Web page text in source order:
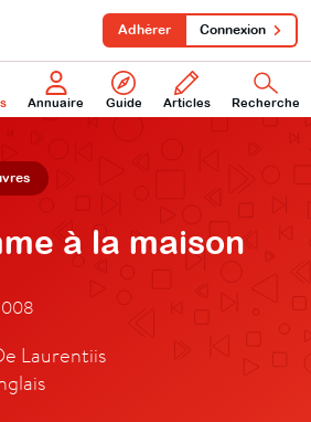
Annuaire Guide Articles Recherche
Adhérer Connexion
à la maison
Laurentiis